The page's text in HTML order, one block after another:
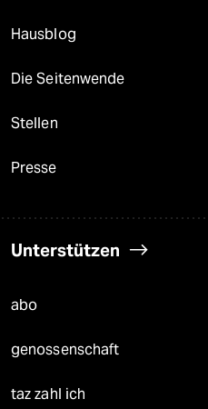
Hausblog
Die Seitenwende
Stellen
Presse
Unterstützen
abo
genossenschaft
taz zahl ich